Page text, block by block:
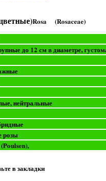
Rosa (Rosaceae)
до 12 см в диаметре,
нейтральные
розы
в закладки